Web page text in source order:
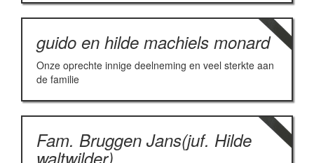
guido en hilde machiels monard
Onze oprechte innige deelneming en veel sterkte aan
de familie
Fam. Bruggen Jans(juf. Hilde
waltwilder)